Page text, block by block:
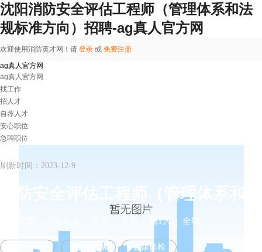
沈阳消防安全评估工程师（管理体系和法
规标准方向）招聘-ag真人官方网
欢迎使用消防英才网！请 登录 或 免费注册
ag真人官方网
ag真人官方网
找工作
招人才
自荐人才
安心职位
急聘职位
刷新时间：2023-12-9
| 一年以上 | 不限 | 不限 | 招1人 | 全职
五险一金 节日福利 健康体检